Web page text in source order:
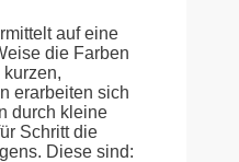
auf eine
die Farben
erarbeiten sich
durch kleine
Schritt die
Diese sind: